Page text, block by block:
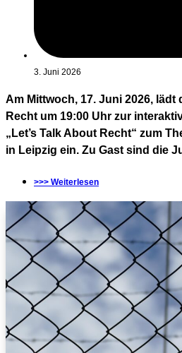
3. Juni 2026
Am Mittwoch, 17. Juni 2026, lädt
Recht um 19:00 Uhr zur
„Let’s Talk About Recht“ zum
in Leipzig ein. Zu Gast sind die
>>> Weiterlesen